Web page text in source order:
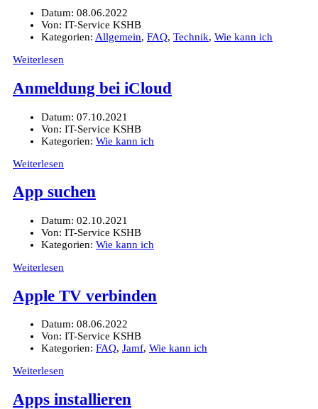
Datum: 08.06.2022
Von: IT-Service KSHB
Kategorien: Allgemein, FAQ, Technik, Wie kann ich
Weiterlesen
Anmeldung bei iCloud
Datum: 07.10.2021
Von: IT-Service KSHB
Kategorien: Wie kann ich
Weiterlesen
App suchen
Datum: 02.10.2021
Von: IT-Service KSHB
Kategorien: Wie kann ich
Weiterlesen
Apple TV verbinden
Datum: 08.06.2022
Von: IT-Service KSHB
Kategorien: FAQ, Jamf, Wie kann ich
Weiterlesen
Apps installieren